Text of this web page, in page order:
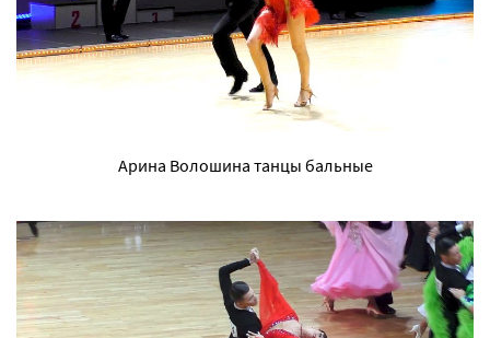
Арина Волошина танцы бальные